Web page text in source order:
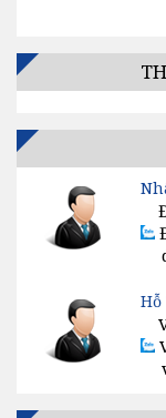
BỘ
BỘ
GIẢM ÂM,